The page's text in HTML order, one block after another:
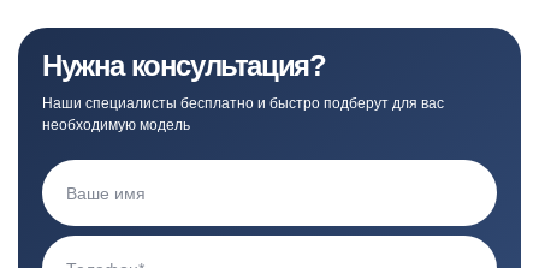
Нужна консультация?
Наши специалисты бесплатно и быстро подберут для вас
необходимую модель